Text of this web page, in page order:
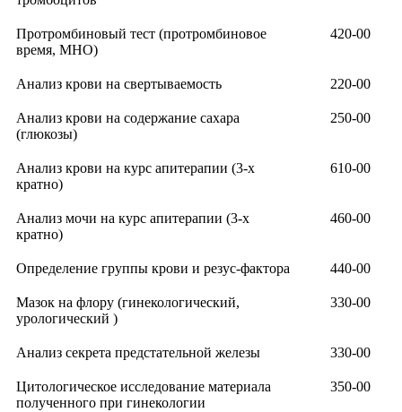
Протромбиновый тест (протромбиновое
время, МНО)
420-00
Анализ крови на свертываемость 220-00
Анализ крови на содержание сахара
(глюкозы)
250-00
Анализ крови на курс апитерапии (3-х
кратно)
610-00
Анализ мочи на курс апитерапии (3-х
кратно)
460-00
Определение группы крови и резус-фактора 440-00
Мазок на флору (гинекологический,
урологический )
330-00
Анализ секрета предстательной железы 330-00
Цитологическое исследование материала
полученного при гинекологии
350-00